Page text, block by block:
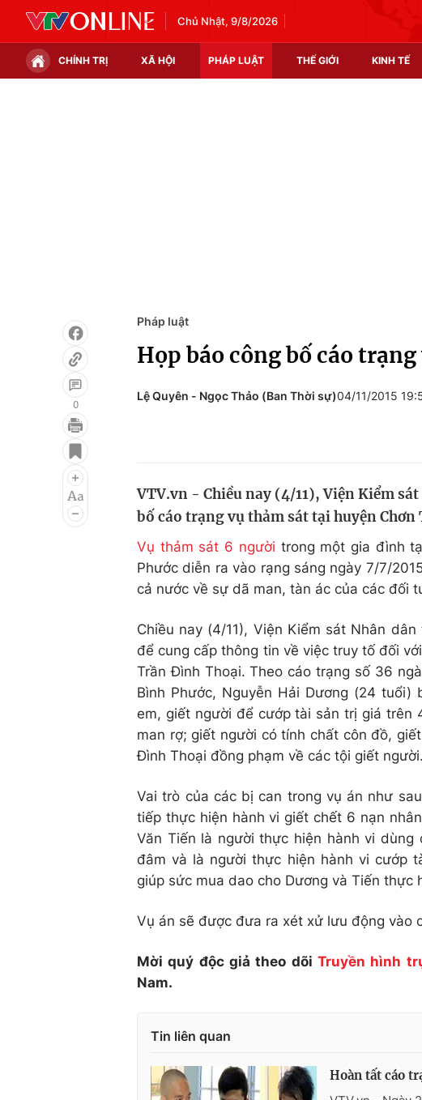
Chủ Nhật, 9/8/2026
CHÍNH TRỊ XÃ HỘI PHÁP LUẬT THẾ GIỚI KINH TẾ
Điện ảnh
Âm nhạc
Làm đẹp
0
Pháp luật
Họp báo công bố cáo
Lệ Quyên - Ngọc Thảo (Ban Thời sự)04/11/2015
VTV.vn - Chiều nay (4/11), Viện Kiểm
bố cáo trạng vụ thảm sát tại huyện
Vụ thảm sát 6 người trong một gia đình
Phước diễn ra vào rạng sáng ngày 7/7/
cả nước về sự dã man, tàn ác của các đối
Chiều nay (4/11), Viện Kiểm sát Nhân
để cung cấp thông tin về việc truy tố đối
Trần Đình Thoại. Theo cáo trạng số 36
Bình Phước, Nguyễn Hải Dương (24
em, giết người để cướp tài sản trị giá trên
man rợ; giết người có tính chất côn đồ,
Đình Thoại đồng phạm về các tội giết người.
Vai trò của các bị can trong vụ án như
tiếp thực hiện hành vi giết chết 6 nạn
Văn Tiến là người thực hiện hành vi
đâm và là người thực hiện hành vi cướp
giúp sức mua dao cho Dương và Tiến
Vụ án sẽ được đưa ra xét xử lưu động vào
Mời quý độc giả theo dõi Truyền hình
Nam.
Tin liên quan
Hoàn tất cáo